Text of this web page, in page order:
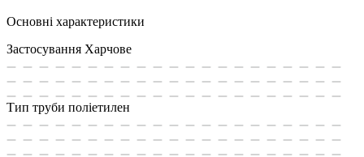
Основні характеристики
Застосування Харчове
Тип труби поліетилен